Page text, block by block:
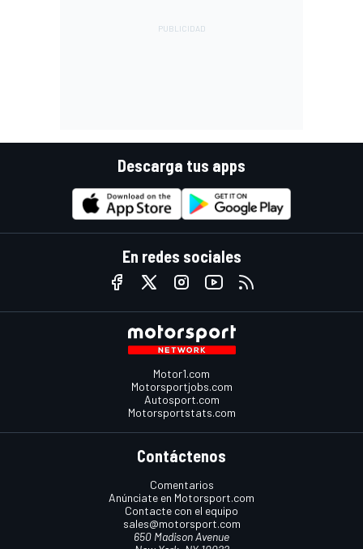
Descarga tus apps
En redes sociales
Motor1.com
Motorsportjobs.com
Autosport.com
Motorsportstats.com
Contáctenos
Comentarios
Anúnciate en Motorsport.com
Contacte con el equipo
sales@motorsport.com
650 Madison Avenue